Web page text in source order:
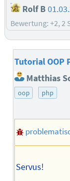
Rolf B
Bewertung: +2, 2
Tutorial OOP
Matthias
oop
php
Servus!